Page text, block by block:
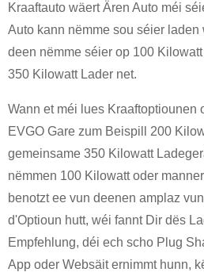
Kraaftauto wäert Ären Auto méi
Auto kann nëmme sou séier
deen nëmme séier op 100
350 Kilowatt Lader net.
Wann et méi lues Kraaftoptiounen
EVGO Gare zum Beispill 200
gemeinsame 350 Kilowatt
nëmmen 100 Kilowatt oder
benotzt ee vun deenen amplaz
d'Optioun hutt, wéi fannt Dir dës
Empfehlung, déi ech scho Plug
App oder Websäit ernimmt hunn,